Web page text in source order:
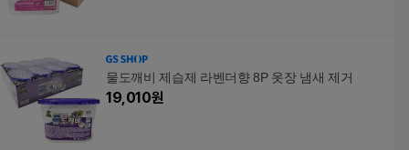
물도깨비 제습제 라벤더향 8P 옷장 냄새 제거
19,010원